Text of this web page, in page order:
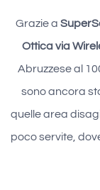
Grazie a
Ottica via
Abruzzese al
sono ancora
quelle area
poco servite,